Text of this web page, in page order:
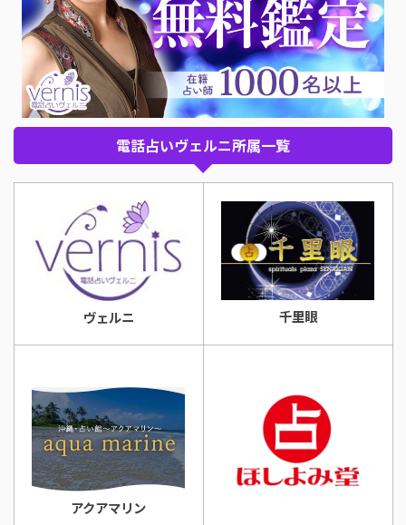
電話占いヴェルニ所属一覧
ヴェルニ 千里眼
アクアマリン